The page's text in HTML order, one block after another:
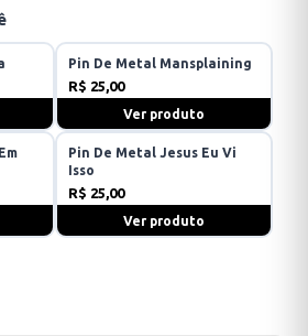
Pin De Metal Mansplaining
R$ 25,00
Ver produto
Pin De Metal Jesus Eu Vi
Isso
R$ 25,00
Ver produto